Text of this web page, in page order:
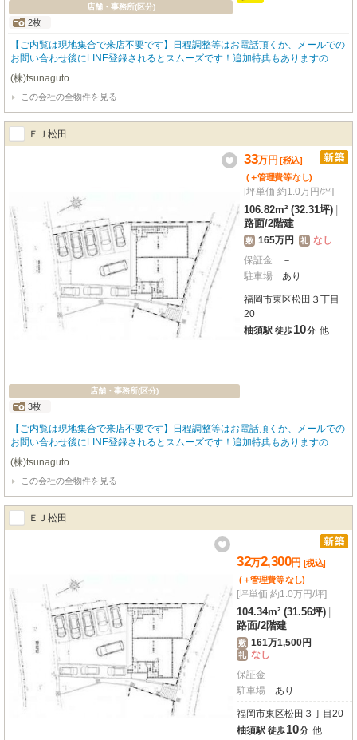
店舗・事務所(区分)
2枚
【ご内覧は現地集合で来店不要です】日程調整等はお電話頂くか、メールでの
お問い合わせ後にLINE登録されるとスムーズです！追加特典もありますので
詳細はお気軽にお問い合わせ下さい♪
(株)tsunaguto
この会社の全物件を見る
ＥＪ松田
店舗・事務所(区分)
3枚
33万円 [税込]
(＋管理費等なし)
[坪単価 約1.0万円/坪]
106.82m² (32.31坪)
路面/2階建
敷 165万円 礼 なし
保証金
－
駐車場
あり
福岡市東区松田３丁目
20
柚須駅 徒歩10分 他
【ご内覧は現地集合で来店不要です】日程調整等はお電話頂くか、メールでの
お問い合わせ後にLINE登録されるとスムーズです！追加特典もありますので
詳細はお気軽にお問い合わせ下さい♪
(株)tsunaguto
この会社の全物件を見る
ＥＪ松田
32万2,300円 [税込]
(＋管理費等なし)
[坪単価 約1.0万円/坪]
104.34m² (31.56坪)
路面/2階建
敷 161万1,500円
礼 なし
保証金
－
駐車場
あり
福岡市東区松田３丁目20
柚須駅 徒歩10分 他